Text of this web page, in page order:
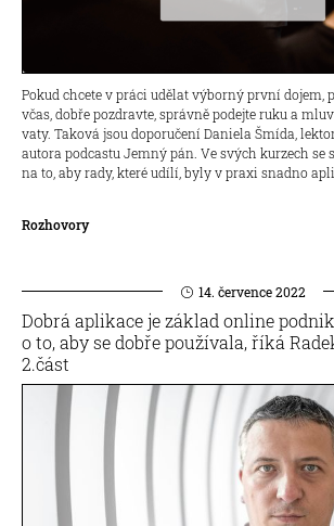
Pokud chcete v práci udělat výborný první dojem,
včas, dobře pozdravte, správně podejte ruku a
vaty. Taková jsou doporučení Daniela Šmída,
autora podcastu Jemný pán. Ve svých kurzech se
na to, aby rady, které udílí, byly v praxi snadno
Rozhovory
14. července 2022
Dobrá aplikace je základ online
o to, aby se dobře používala, říká
2.část